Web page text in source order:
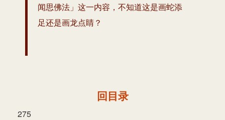
闻思佛法」这一内容，不知道这是画蛇添
足还是画龙点睛？
回目录
275